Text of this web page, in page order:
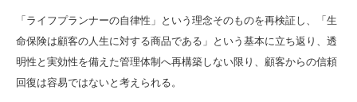
「ライフプランナーの自律性」という理念そのものを再検証し、「生
命保険は顧客の人生に対する商品である」という基本に立ち返り、透
明性と実効性を備えた管理体制へ再構築しない限り、顧客からの信頼
回復は容易ではないと考えられる。